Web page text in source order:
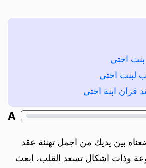
بنت اختي
لبنت اختي
قران ابنة اختي
A
بين يديك من اجمل تهنئة عقد
وذات اشكال تسعد القلب، ابعث